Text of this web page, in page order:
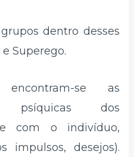
dentro desses
Superego.
se as
psíquicas dos
com o indivíduo,
impulsos, desejos).